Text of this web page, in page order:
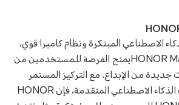
الاصطناعي المبتكرة ونظام كاميرا قوي،
فإن هاتف HONOR Magic5 Proيمنح الفرصة للمستخدمين من
من الإبداع. مع التركيز المستمر
على تطوير خوارزميات الذكاء الاصطناعي المتقدمة، فإن HONOR